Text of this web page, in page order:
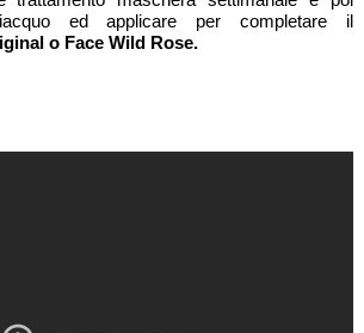
ed applicare per completare il
o Face Wild Rose.